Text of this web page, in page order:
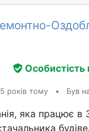
років тому • Був
яка працює